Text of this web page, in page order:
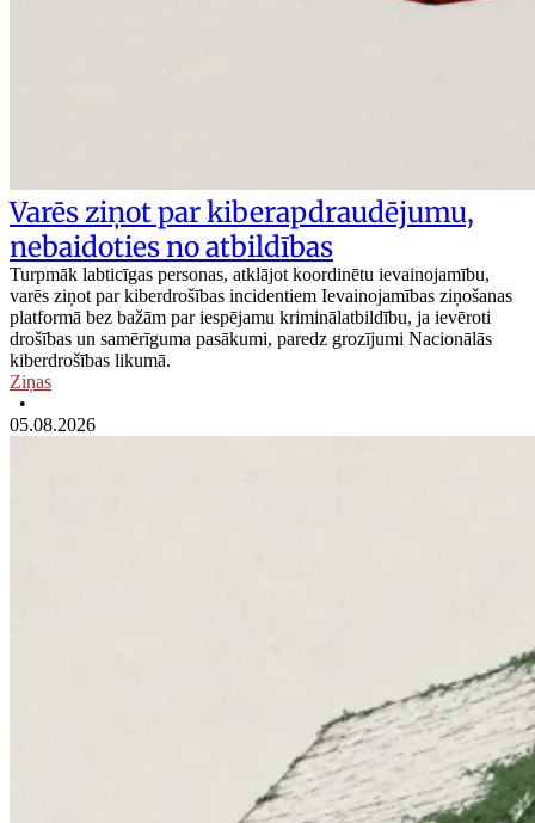
Varēs ziņot par kiberapdraudējumu,
nebaidoties no atbildības
Turpmāk labticīgas personas, atklājot koordinētu ievainojamību,
varēs ziņot par kiberdrošības incidentiem Ievainojamības ziņošanas
platformā bez bažām par iespējamu kriminālatbildību, ja ievēroti
drošības un samērīguma pasākumi, paredz grozījumi Nacionālās
kiberdrošības likumā.
Ziņas
•
05.08.2026